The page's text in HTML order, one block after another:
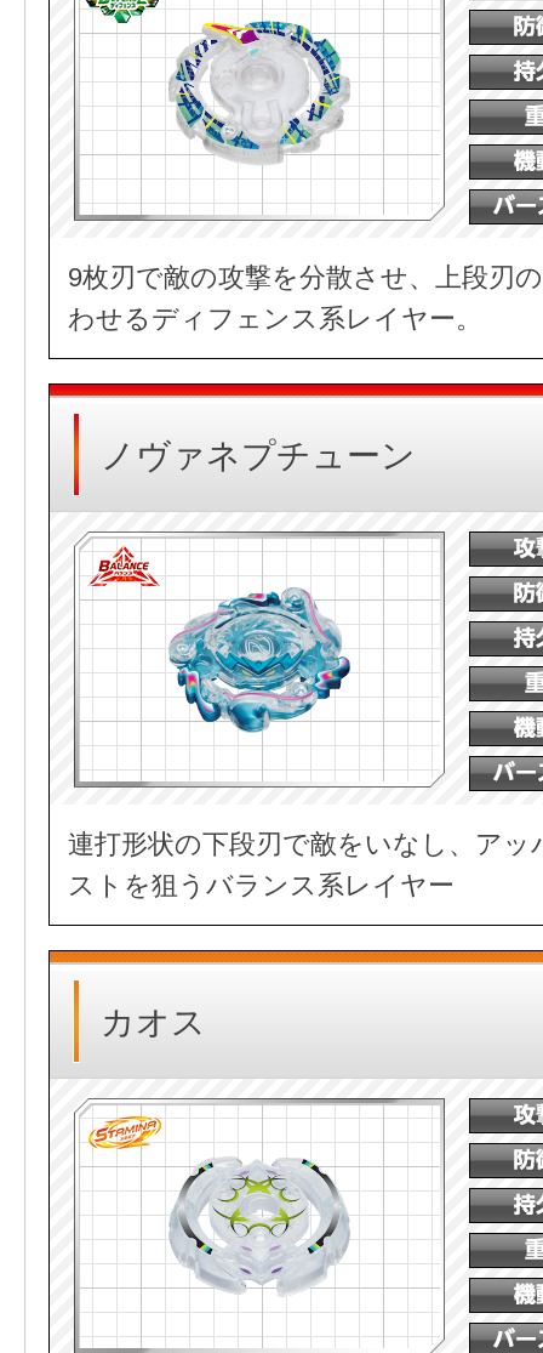
9枚刃で敵の攻撃を分散させ、上段刃
わせるディフェンス系レイヤー。
ノヴァネプチューン
連打形状の下段刃で敵をいなし、アッ
ストを狙うバランス系レイヤー
カオス